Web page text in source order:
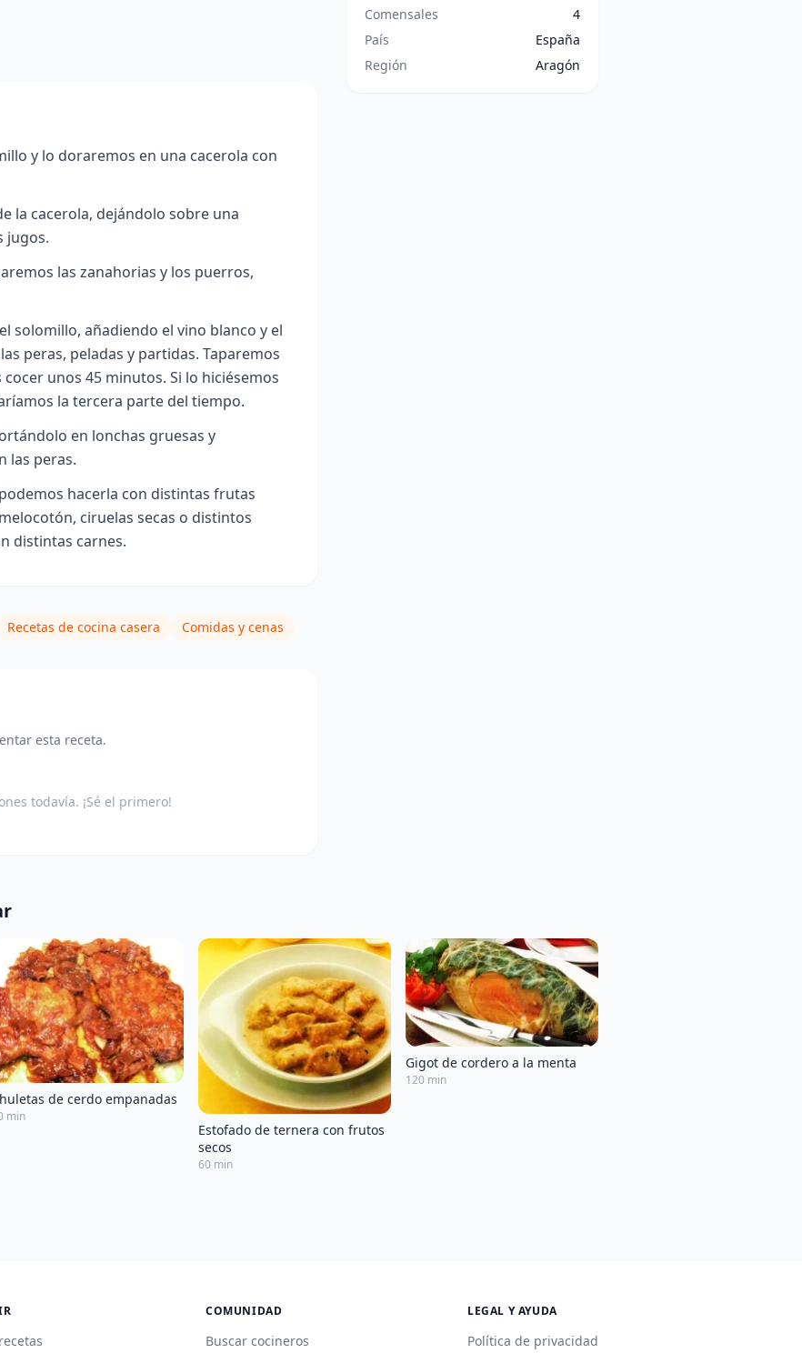
y lo doraremos en una cacerola con
la cacerola, dejándolo sobre una
jugos.
las zanahorias y los puerros,
solomillo, añadiendo el vino blanco y el
peras, peladas y partidas. Taparemos
unos 45 minutos. Si lo hiciésemos
la tercera parte del tiempo.
en lonchas gruesas y
las peras.
hacerla con distintas frutas
ciruelas secas o distintos
distintas carnes.
Recetas de cocina casera Comidas y cenas
esta receta.
todavía. ¡Sé el primero!
Comensales
4
País
España
Región
Aragón
de cerdo empanadas
min
Estofado de ternera con frutos
secos
60 min
Gigot de cordero a la menta
120 min
COMUNIDAD
Buscar cocineros
LEGAL Y AYUDA
Política de privacidad